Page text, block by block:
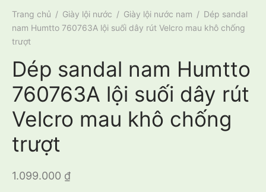
Trang chủ / Giày lội nước / Giày lội nước nam / Dép sandal
nam Humtto 760763A lội suối dây rút Velcro mau khô chống
trượt
Dép sandal nam Humtto
760763A lội suối dây rút
Velcro mau khô chống
trượt
1.099.000 ₫